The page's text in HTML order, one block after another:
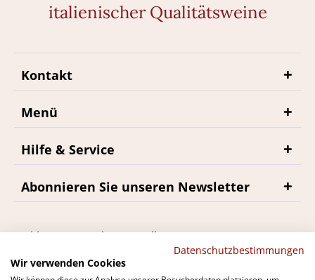
italienischer Qualitätsweine
Kontakt
Menü
Hilfe & Service
Abonnieren Sie unseren Newsletter
*inkl. MwSt., zzgl. Versandkosten
Datenschutzbestimmungen
Wir verwenden Cookies